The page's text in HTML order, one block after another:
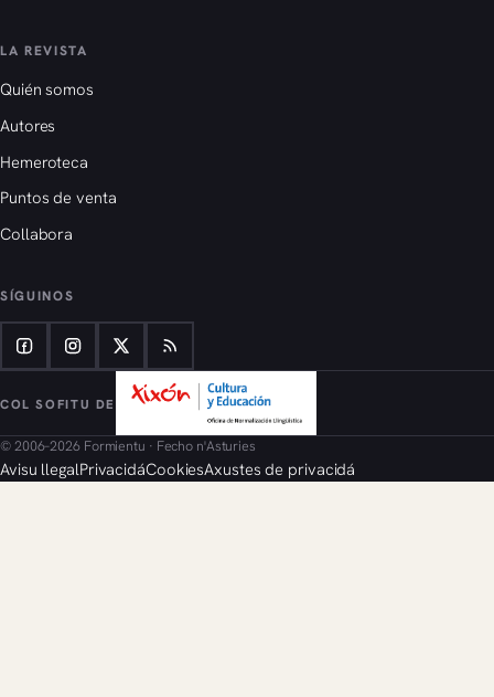
LA REVISTA
Quién somos
Autores
Hemeroteca
Puntos de venta
Collabora
SÍGUINOS
COL SOFITU DE
© 2006–2026 Formientu · Fecho n'Asturies
Avisu llegalPrivacidáCookiesAxustes de privacidá